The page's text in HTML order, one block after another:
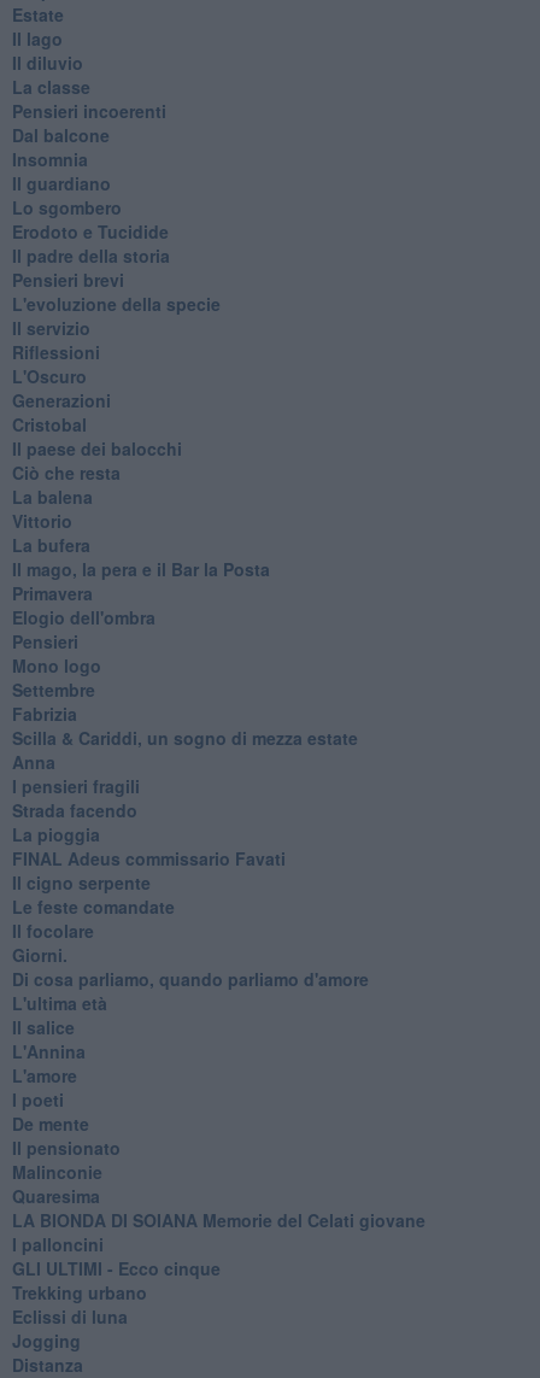
Estate
Il lago
Il diluvio
La classe
Pensieri incoerenti
Dal balcone
Insomnia
Il guardiano
Lo sgombero
Erodoto e Tucidide
Il padre della storia
Pensieri brevi
L'evoluzione della specie
Il servizio
Riflessioni
L'Oscuro
Generazioni
Cristobal
Il paese dei balocchi
Ciò che resta
La balena
Vittorio
La bufera
Il mago, la pera e il Bar la Posta
Primavera
Elogio dell'ombra
Pensieri
Mono logo
Settembre
Fabrizia
​Scilla & Cariddi, un sogno di mezza estate
Anna
I pensieri fragili
Strada facendo
La pioggia
FINAL Adeus commissario Favati
Il cigno serpente
Le feste comandate
Il focolare
Giorni.
Di cosa parliamo, quando parliamo d'amore
L'ultima età
Il salice
L'Annina
L'amore
I poeti
De mente
Il pensionato
Malinconie
Quaresima
LA BIONDA DI SOIANA Memorie del Celati giovane
I palloncini
GLI ULTIMI - Ecco cinque
Trekking urbano
Eclissi di luna
Jogging
Distanza